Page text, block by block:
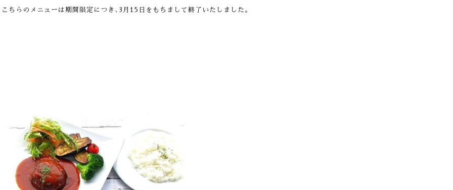
こちらのメニューは期間限定につき､3月15日をもちまして終了いたしました。